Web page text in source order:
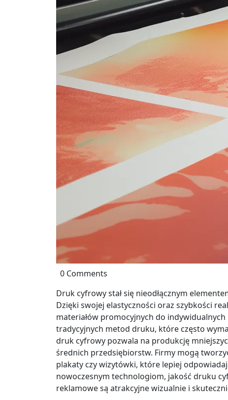
0 Comments
Druk cyfrowy stał się nieodłącznym
Dzięki swojej elastyczności oraz szybkości
materiałów promocyjnych do
tradycyjnych metod druku, które często
druk cyfrowy pozwala na produkcję
średnich przedsiębiorstw. Firmy mogą
plakaty czy wizytówki, które lepiej
nowoczesnym technologiom, jakość druku
reklamowe są atrakcyjne wizualnie i